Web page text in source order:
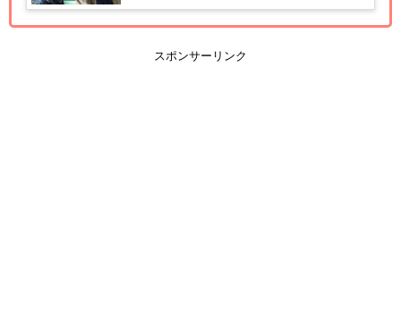
スポンサーリンク